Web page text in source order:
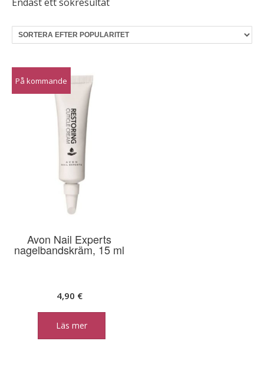
På kommande
Avon Nail Experts
nagelbandskräm, 15 ml
4,90 €
Läs mer